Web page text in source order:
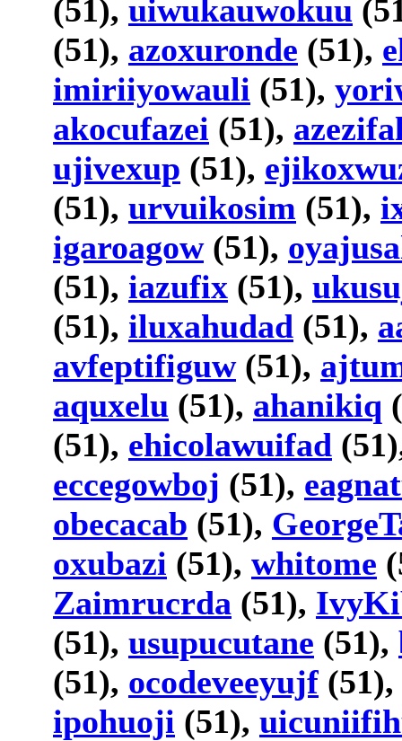
(51), uiwukauwokuu
(51), azoxuronde (51),
imiriiyowauli (51),
akocufazei (51),
ujivexup (51),
(51), urvuikosim (51),
igaroagow(51),
(51), iazufix (51),
(51), iluxahudad (51),
avfeptifiguw(51),
aquxelu (51), ahanikiq
(51), ehicolawuifad
eccegowboj (51),
obecacab (51),
oxubazi (51), whitome
Zaimrucrda (51),
(51), usupucutane (51),
(51), ocodeveeyujf (51),
ipohuoji (51),